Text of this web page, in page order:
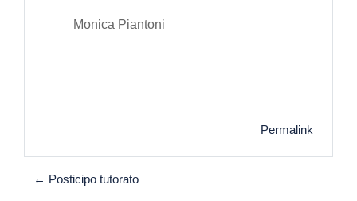
Monica Piantoni
Permalink
← Posticipo tutorato